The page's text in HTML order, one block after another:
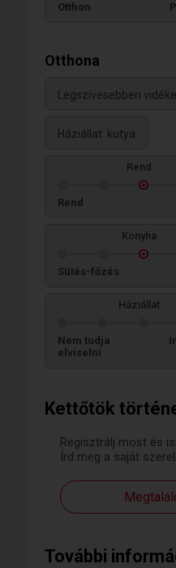
Kettőtök
Regisztrálj most és
Írd meg a saját
További
Otthon
Otthona
Legszívesebben
Háziállat: kutya
Rend
Rend
Konyha
Sütés-főzés
Háziállat
Nem tudja
elviselni